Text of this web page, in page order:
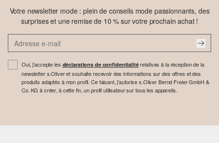
Votre newsletter mode : plein de conseils mode passionnants, des
surprises et une remise de 10 % sur votre prochain achat !
Oui, j'accepte les déclarations de confidentialitérelatives à la réception de la
newsletter s.Oliver et souhaite recevoir des informations sur des offres et des
produits adaptés à mon profil. Ce faisant, j'autorise s.Oliver Bernd Freier GmbH &
Co. KG à créer, à cette fin, un profil utilisateur sur tous les appareils.